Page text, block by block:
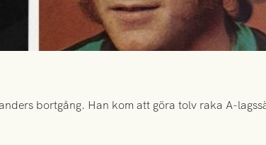
bortgång. Han kom att göra tolv raka A-